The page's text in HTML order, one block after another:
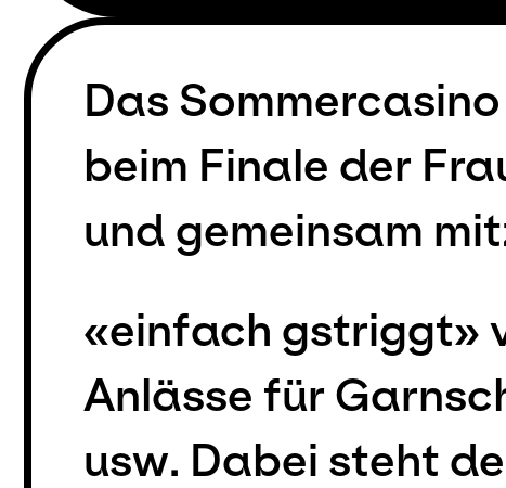
Das
beim Finale der
und gemeinsam
«einfach gstriggt»
Anlässe für
usw. Dabei steht